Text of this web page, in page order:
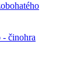
činohra